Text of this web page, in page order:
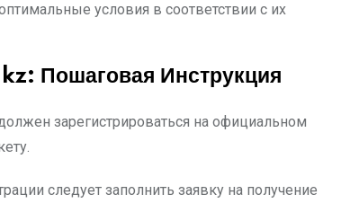
условия в соответствии с их
Пошаговая Инструкция
зарегистрироваться на официальном
следует заполнить заявку на получение